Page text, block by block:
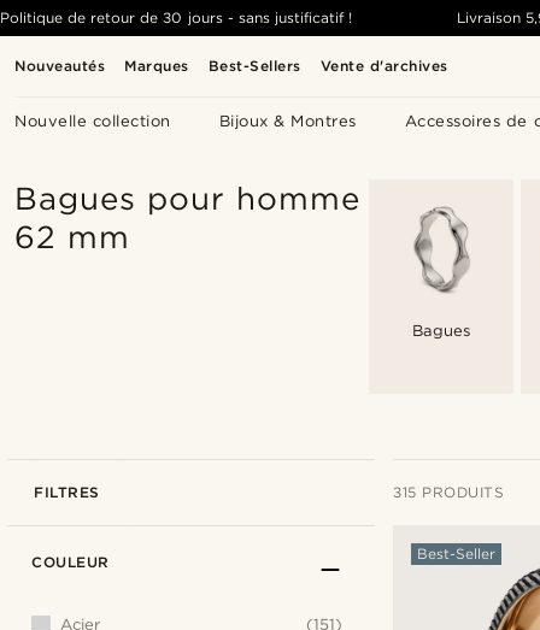
Nouveautés Marques Best-Sellers Vente d'archives
Nouvelle collection Bijoux & Montres Accessoires de
Politique de retour de 30 jours - sans justificatif ! Livraison
Bagues pour homme
62 mm
Bagues
FILTRES 315 PRODUITS
Best-Seller
COULEUR
Acier
(151)